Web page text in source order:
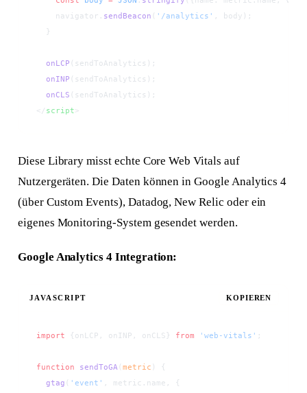
    navigator.
sendBeacon '/analytics' , body);
  }
  onLCP
(sendToAnalytics);
  onINP
(sendToAnalytics);
  onCLS
(sendToAnalytics);
</ script >
Diese Library misst echte Core Web Vitals auf
Nutzergeräten. Die Daten können in Google Analytics 4
(über Custom Events), Datadog, New Relic oder ein
eigenes Monitoring-System gesendet werden.
Google Analytics 4 Integration:
JAVASCRIPT KOPIEREN
import {onLCP, onINP, onCLS} from 'web-vitals' ;
function sendToGA( metric ) {
  gtag
'event' , metric.name, {